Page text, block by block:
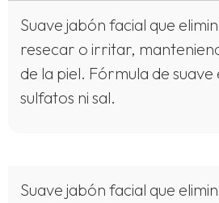
Suave jabón facial que
resecar o irritar,
de la piel. Fórmula de suave
sulfatos ni sal.
Suave jabón facial que